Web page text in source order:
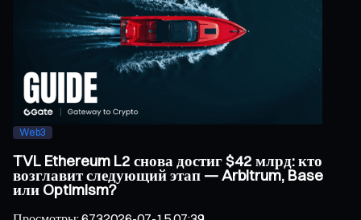
Web3
TVL Ethereum L2 снова достиг $42 млрд: кто
возглавит следующий этап — Arbitrum, Base
или Optimism?